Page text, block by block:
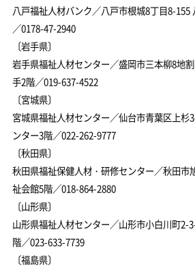
八戸福祉人材バンク／八戸市根城8丁目8-155
／0178-47-2940
〔岩手県〕
岩手県福祉人材センター／盛岡市三本柳8地
手2階／019-637-4522
〔宮城県〕
宮城県福祉人材センター／仙台市青葉区上杉
ンター3階／022-262-9777
〔秋田県〕
秋田県福祉保健人材・研修センター／秋田市
祉会館5階／018-864-2880
〔山形県〕
山形県福祉人材センター／山形市小白川町2-
階／023-633-7739
〔福島県〕